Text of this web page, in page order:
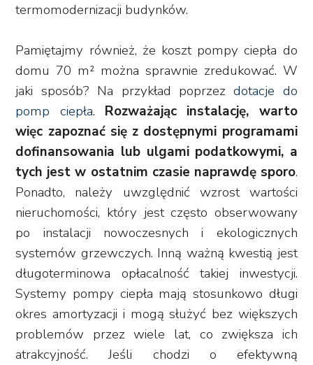
termomodernizacji budynków.
Pamiętajmy również, że koszt pompy ciepła do
domu 70 m² można sprawnie zredukować. W
jaki sposób? Na przykład poprzezdotacje do
pomp ciepła. Rozważając instalację, warto
więc zapoznać się z dostępnymi programami
dofinansowania lub ulgami podatkowymi, a
tych jest w ostatnim czasie naprawdę sporo.
Ponadto, należy uwzględnić wzrost wartości
nieruchomości, który jest często obserwowany
po instalacji nowoczesnych i ekologicznych
systemów grzewczych. Inną ważną kwestią jest
długoterminowa opłacalność takiej inwestycji.
Systemy pompy ciepła mają stosunkowo długi
okres amortyzacji i mogą służyć bez większych
problemów przez wiele lat, co zwiększa ich
atrakcyjność. Jeśli chodzi o efektywną